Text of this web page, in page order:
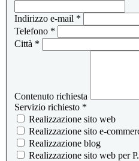
Indirizzo e-mail *
Telefono *
Città *
Contenuto richiesta
Servizio richiesto *
Realizzazione sito web
Realizzazione sito e-
Realizzazione blog
Realizzazione sito web per